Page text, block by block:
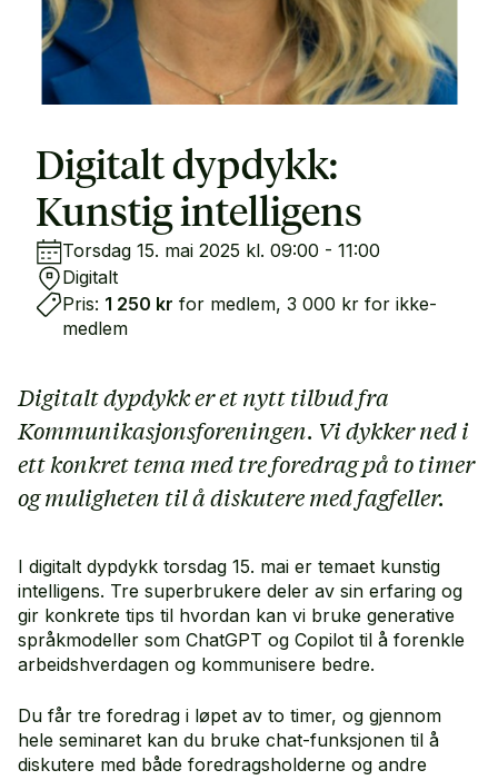
Digitalt dypdykk:
Kunstig intelligens
Torsdag 15. mai 2025 kl. 09:00 - 11:00
Digitalt
Pris: 1 250 kr for medlem, 3 000 kr for ikke-
medlem
Digitalt dypdykk er et nytt tilbud fra
Kommunikasjonsforeningen. Vi dykker ned i
ett konkret tema med tre foredrag på to timer
og muligheten til å diskutere med fagfeller.
I digitalt dypdykk torsdag 15. mai er temaet kunstig
intelligens. Tre superbrukere deler av sin erfaring og
gir konkrete tips til hvordan kan vi bruke generative
språkmodeller som ChatGPT og Copilot til å forenkle
arbeidshverdagen og kommunisere bedre.
Du får tre foredrag i løpet av to timer, og gjennom
hele seminaret kan du bruke chat-funksjonen til å
diskutere med både foredragsholderne og andre